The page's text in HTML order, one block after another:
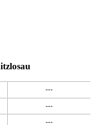
---
---
---